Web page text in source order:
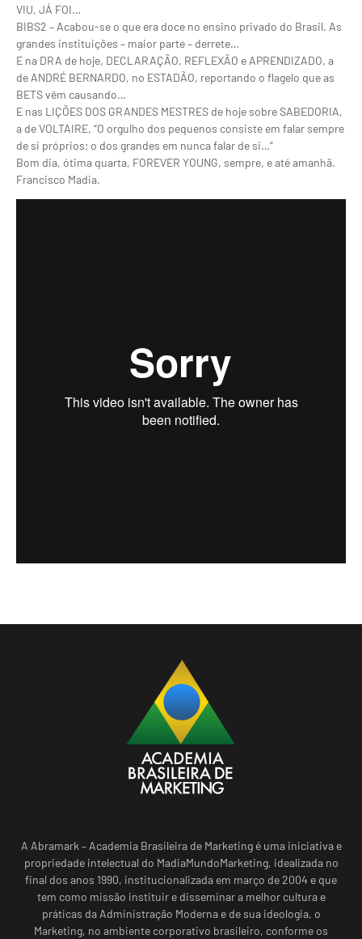
VIU, JÁ FOI…
BIBS2 – Acabou-se o que era doce no ensino privado do Brasil. As
grandes instituições – maior parte – derrete…
E na DRA de hoje, DECLARAÇÃO, REFLEXÃO e APRENDIZADO, a
de ANDRÉ BERNARDO, no ESTADÃO, reportando o flagelo que as
BETS vêm causando…
E nas LIÇÕES DOS GRANDES MESTRES de hoje sobre SABEDORIA,
a de VOLTAIRE, “O orgulho dos pequenos consiste em falar sempre
de si próprios; o dos grandes em nunca falar de si…”
Bom dia, ótima quarta, FOREVER YOUNG, sempre, e até amanhã.
Francisco Madia.
A Abramark – Academia Brasileira de Marketing é uma iniciativa e
propriedade intelectual do MadiaMundoMarketing, idealizada no
final dos anos 1990, institucionalizada em março de 2004 e que
tem como missão instituir e disseminar a melhor cultura e
práticas da Administração Moderna e de sua ideologia, o
Marketing, no ambiente corporativo brasileiro, conforme os